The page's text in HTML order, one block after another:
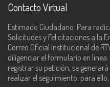
Contacto Virtual
Estimado Ciudadano: Para
Solicitudes y Felicitaciones a la
Correo Oficial Institucional de
diligenciar el formulario en línea:
registrar su petición, se
realizar el seguimiento, para ello,